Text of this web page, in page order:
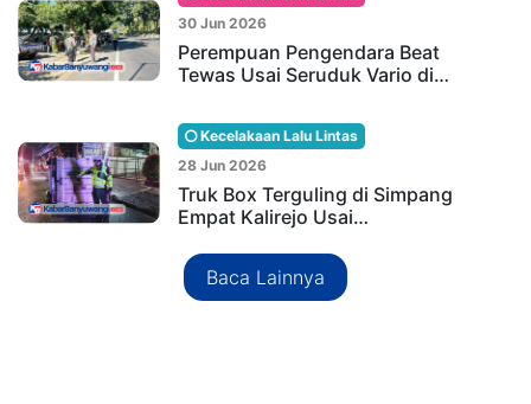
30 Jun 2026
Perempuan Pengendara Beat
Tewas Usai Seruduk Vario di…
Kecelakaan Lalu Lintas
28 Jun 2026
Truk Box Terguling di Simpang
Empat Kalirejo Usai…
Baca Lainnya